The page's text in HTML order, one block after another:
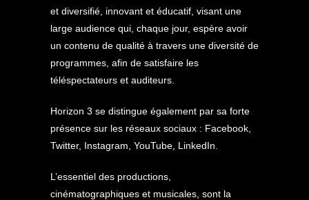
et diversifié, innovant et éducatif, visant une
large audience qui, chaque jour, espère avoir
un contenu de qualité à travers une diversité de
programmes, afin de satisfaire les
téléspectateurs et auditeurs.
Horizon 3 se distingue également par sa forte
présence sur les réseaux sociaux : Facebook,
Twitter, Instagram, YouTube, LinkedIn.
L’essentiel des productions,
cinématographiques et musicales, sont la